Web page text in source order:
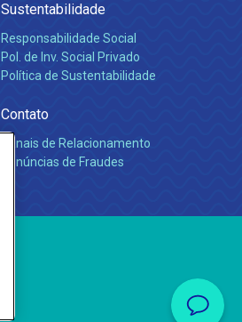
Sustentabilidade
Responsabilidade Social
Pol. de Inv. Social Privado
Política de Sustentabilidade
Contato
Canais de Relacionamento
Denúncias de Fraudes